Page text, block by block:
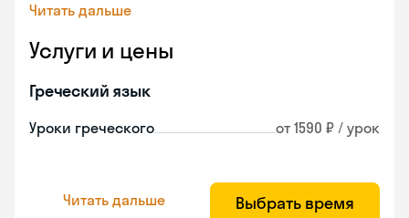
Читать дальше
Услуги и цены
Греческий язык
Уроки греческого от 1590 ₽ / урок
Читать дальше Выбрать время